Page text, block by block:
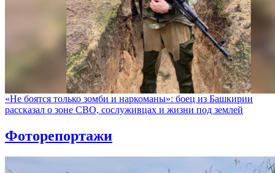
«Не боятся только зомби и наркоманы»: боец из Башкирии
рассказал о зоне СВО, сослуживцах и жизни под землей
Фоторепортажи